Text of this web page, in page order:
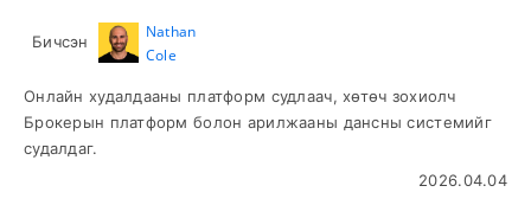
Бичсэн
Nathan
Cole
Онлайн худалдааны платформ судлаач, хөтөч зохиолч
Брокерын платформ болон арилжааны дансны системийг
судалдаг.
2026.04.04